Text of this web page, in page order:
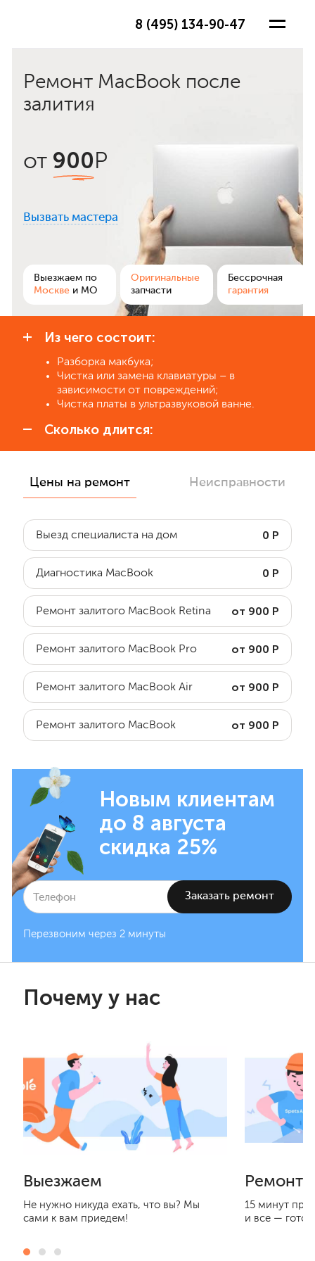
8 (495) 134-90-47
Ремонт MacBook после
залития
от 900 Р
Вызвать мастера
Выезжаем по
Москве и МО
Оригинальные
запчасти
Бессрочная
гарантия
Из чего состоит:
Разборка макбука;
Чистка или замена клавиатуры – в
зависимости от повреждений;
Чистка платы в ультразвуковой ванне.
Сколько длится:
Цены на ремонт Неисправности
Выезд специалиста на дом 0 Р
Диагностика MacBook 0 Р
Ремонт залитого MacBook Retina от 900 Р
Ремонт залитого MacBook Pro от 900 Р
Ремонт залитого MacBook Air от 900 Р
Ремонт залитого MacBook от 900 Р
Новым клиентам
до 8 августа
скидка 25%
Перезвоним через 2 минуты
Почему у нас
Выезжаем
Не нужно никуда ехать, что вы? Мы
сами к вам приедем!
15 минут
и все —